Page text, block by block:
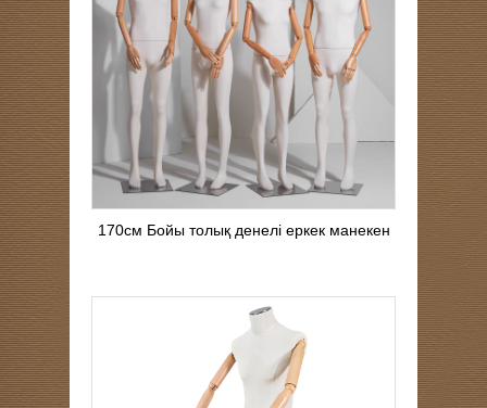
170см Бойы толық денелі еркек манекен